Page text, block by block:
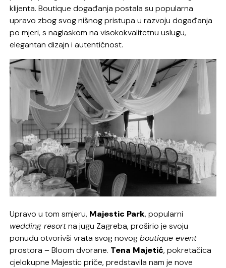
klijenta. Boutique događanja postala su popularna
upravo zbog svog nišnog pristupa u razvoju događanja
po mjeri, s naglaskom na visokokvalitetnu uslugu,
elegantan dizajn i autentičnost.
Upravo u tom smjeru, Majestic Park, popularni
wedding resortna jugu Zagreba, proširio je svoju
ponudu otvorivši vrata svog novogboutique event
prostora – Bloom dvorane. Tena Majetić, pokretačica
cjelokupne Majestic priče, predstavila nam je nove